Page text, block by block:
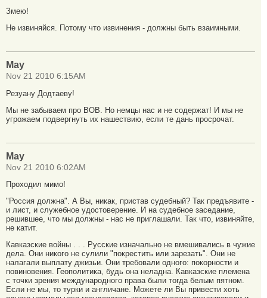
Змею!
Не извиняйся. Потому что извинения - должны быть взаимными.
Мау
Nov 21 2010 6:15AM
Резуану Додтаеву!
Мы не забываем про ВОВ. Но немцы нас и не содержат! И мы не
угрожаем подвергнуть их нашествию, если те дань просрочат.
Мау
Nov 21 2010 6:02AM
Проходил мимо!
"Россия должна". А Вы, никак, пристав судебный? Так предъявите -
и лист, и служебное удостоверение. И на судебное заседание,
решившее, что мы должны - нас не приглашали. Так что, извиняйте,
не катит.
Кавказские войны . . . Русские изначально не вмешивались в чужие
дела. Они никого не сулили "покрестить или зарезать". Они не
налагали выплату джизьи. Они требовали одного: покорности и
повиновения. Геополитика, будь она неладна. Кавказские племена
с точки зрения международного права были тогда белым пятном.
Если не мы, то турки и англичане. Можете ли Вы привести хоть